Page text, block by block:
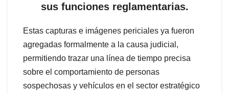
sus funciones reglamentarias.
Estas capturas e imágenes periciales ya fueron
agregadas formalmente a la causa judicial,
permitiendo trazar una línea de tiempo precisa
sobre el comportamiento de personas
sospechosas y vehículos en el sector estratégico